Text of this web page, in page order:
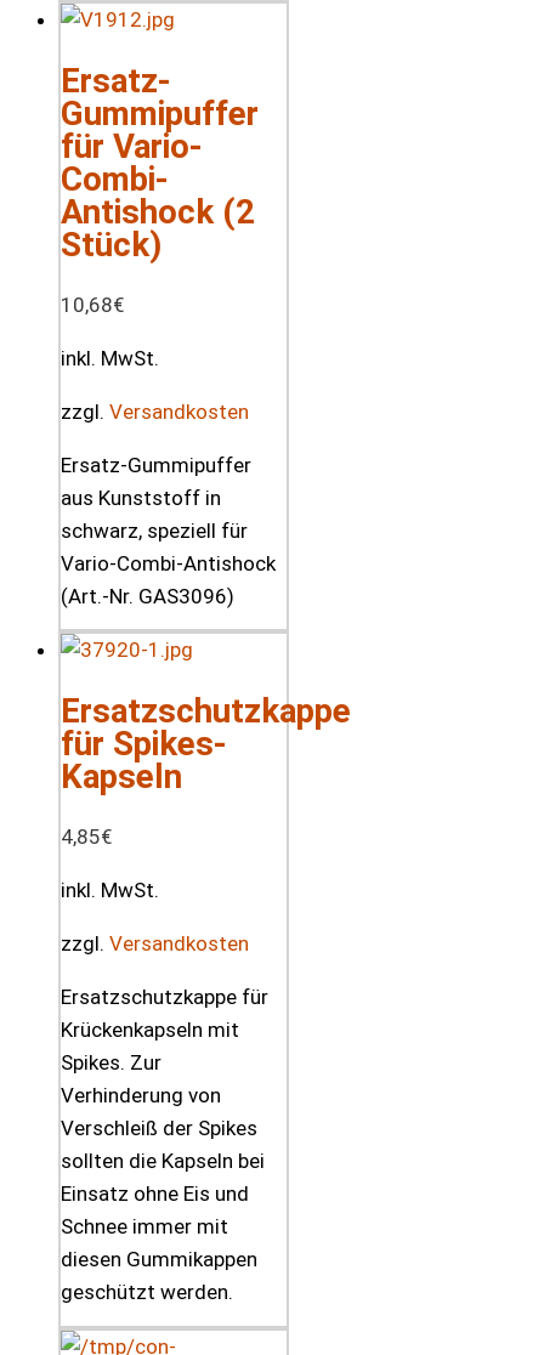
Ersatz-
Gummipuffer
für Vario-
Combi-
Antishock (2
Stück)
10,68€
inkl. MwSt.
zzgl. Versandkosten
Ersatz-Gummipuffer
aus Kunststoff in
schwarz, speziell für
Vario-Combi-Antishock
(Art.-Nr. GAS3096)
Ersatzschutzkappe
für Spikes-
Kapseln
4,85€
inkl. MwSt.
zzgl. Versandkosten
Ersatzschutzkappe für
Krückenkapseln mit
Spikes. Zur
Verhinderung von
Verschleiß der Spikes
sollten die Kapseln bei
Einsatz ohne Eis und
Schnee immer mit
diesen Gummikappen
geschützt werden.